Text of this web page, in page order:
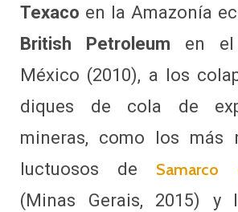
Texaco en la Amazonía
British Petroleum en el
México (2010), a los
diques de cola de
mineras, como los más
luctuosos de Samarco
(Minas Gerais, 2015) y